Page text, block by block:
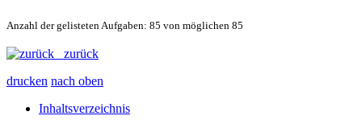
Anzahl der gelisteten Aufgaben: 85 von möglichen 85
zurück
drucken nach oben
Inhaltsverzeichnis